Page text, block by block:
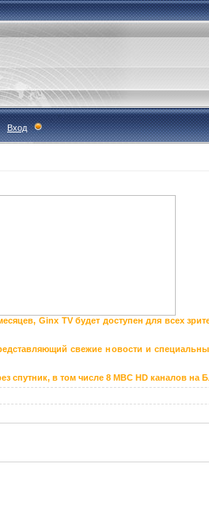
Вход
Ginx TV будет доступен для всех
свежие новости и
спутник, в том числе 8 MBC HD каналов